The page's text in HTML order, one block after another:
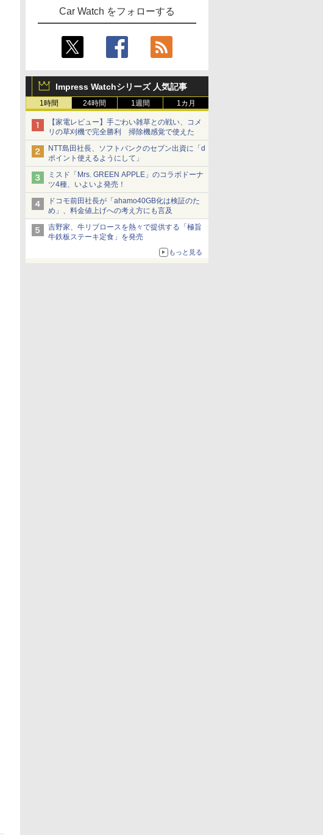
Car Watch をフォローする
Impress Watchシリーズ 人気記事
1時間 24時間 1週間 1カ月
【家電レビュー】手ごわい雑草との戦い、コメ
リの草刈機で完全勝利 掃除機感覚で使えた
NTT島田社長、ソフトバンクのセブン出資に「d
ポイント使えるようにして」
ミスド「Mrs. GREEN APPLE」のコラボドーナ
ツ4種、いよいよ発売！
ドコモ前田社長が「ahamo40GB化は検証のた
め」、料金値上げへの考え方にも言及
吉野家、牛リブロースを熱々で提供する「極旨
牛鉄板ステーキ定食」を発売
もっと見る